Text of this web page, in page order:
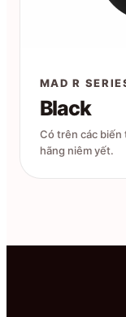
MAD R
Black
Có trên các biến
hãng niêm yết.